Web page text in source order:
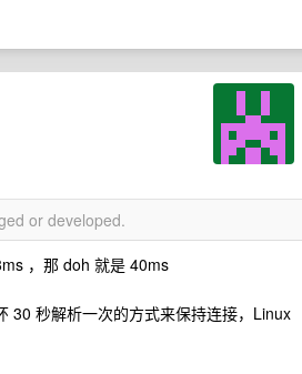
or developed.
，那 doh 就是 40ms
30 秒解析一次的方式来保持连接，Linux